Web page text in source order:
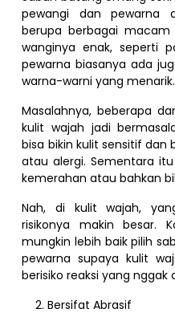
pewangi dan pewarna
berupa berbagai
wanginya enak, seperti
pewarna biasanya ada
warna-warni yang menarik.
Masalahnya, beberapa
kulit wajah jadi
bisa bikin kulit sensitif dan
atau alergi. Sementara
kemerahan atau bahkan
Nah, di kulit wajah,
risikonya makin besar.
mungkin lebih baik pilih
pewarna supaya kulit
berisiko reaksi yang nggak
Bersifat Abrasif